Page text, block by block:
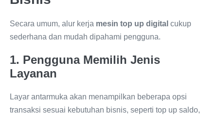
Secara umum, alur kerja mesin top up digital cukup
sederhana dan mudah dipahami pengguna.
1. Pengguna Memilih Jenis
Layanan
Layar antarmuka akan menampilkan beberapa opsi
transaksi sesuai kebutuhan bisnis, seperti top up saldo,